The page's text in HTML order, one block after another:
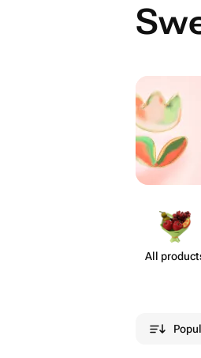
All